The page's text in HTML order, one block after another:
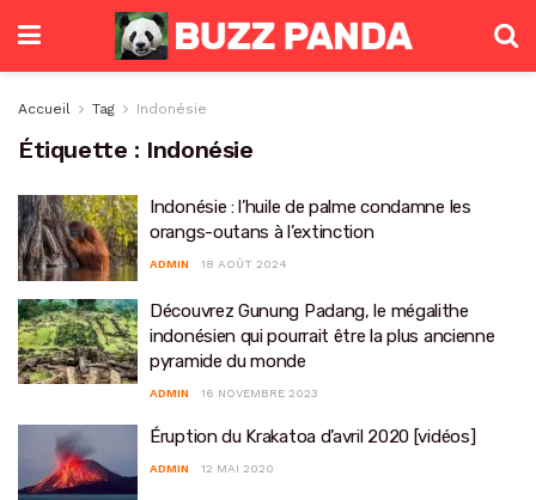
Accueil Tag Indonésie
Étiquette : Indonésie
Indonésie : l’huile de palme condamne les
orangs-outans à l’extinction
ADMIN 18 AOÛT 2024
Découvrez Gunung Padang, le mégalithe
indonésien qui pourrait être la plus ancienne
pyramide du monde
ADMIN 16 NOVEMBRE 2023
Éruption du Krakatoa d’avril 2020 [vidéos]
ADMIN 12 MAI 2020